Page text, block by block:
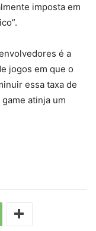
imposta em
é a
jogos em que o
essa taxa de
atinja um